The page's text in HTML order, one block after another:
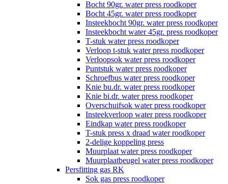
Bocht 90gr. water press roodkoper
Bocht 45gr. water press roodkoper
Insteekbocht 90gr. water press roodkoper
Insteekbocht water 45gr. press roodkoper
T-stuk water press roodkoper
Verloop t-stuk water press roodkoper
Verloopsok water press roodkoper
Puntstuk water press roodkoper
Schroefbus water press roodkoper
Knie bu.dr. water press roodkoper
Knie bi.dr. water press roodkoper
Overschuifsok water press roodkoper
Insteekverloop water press roodkoper
Eindkap water press roodkoper
T-stuk press x draad water roodkoper
2-delige koppeling press
Muurplaat water press roodkoper
Muurplaatbeugel water press roodkoper
Persfitting gas RK
Sok gas press roodkoper